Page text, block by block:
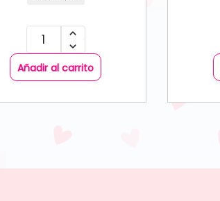
Añadir al carrito